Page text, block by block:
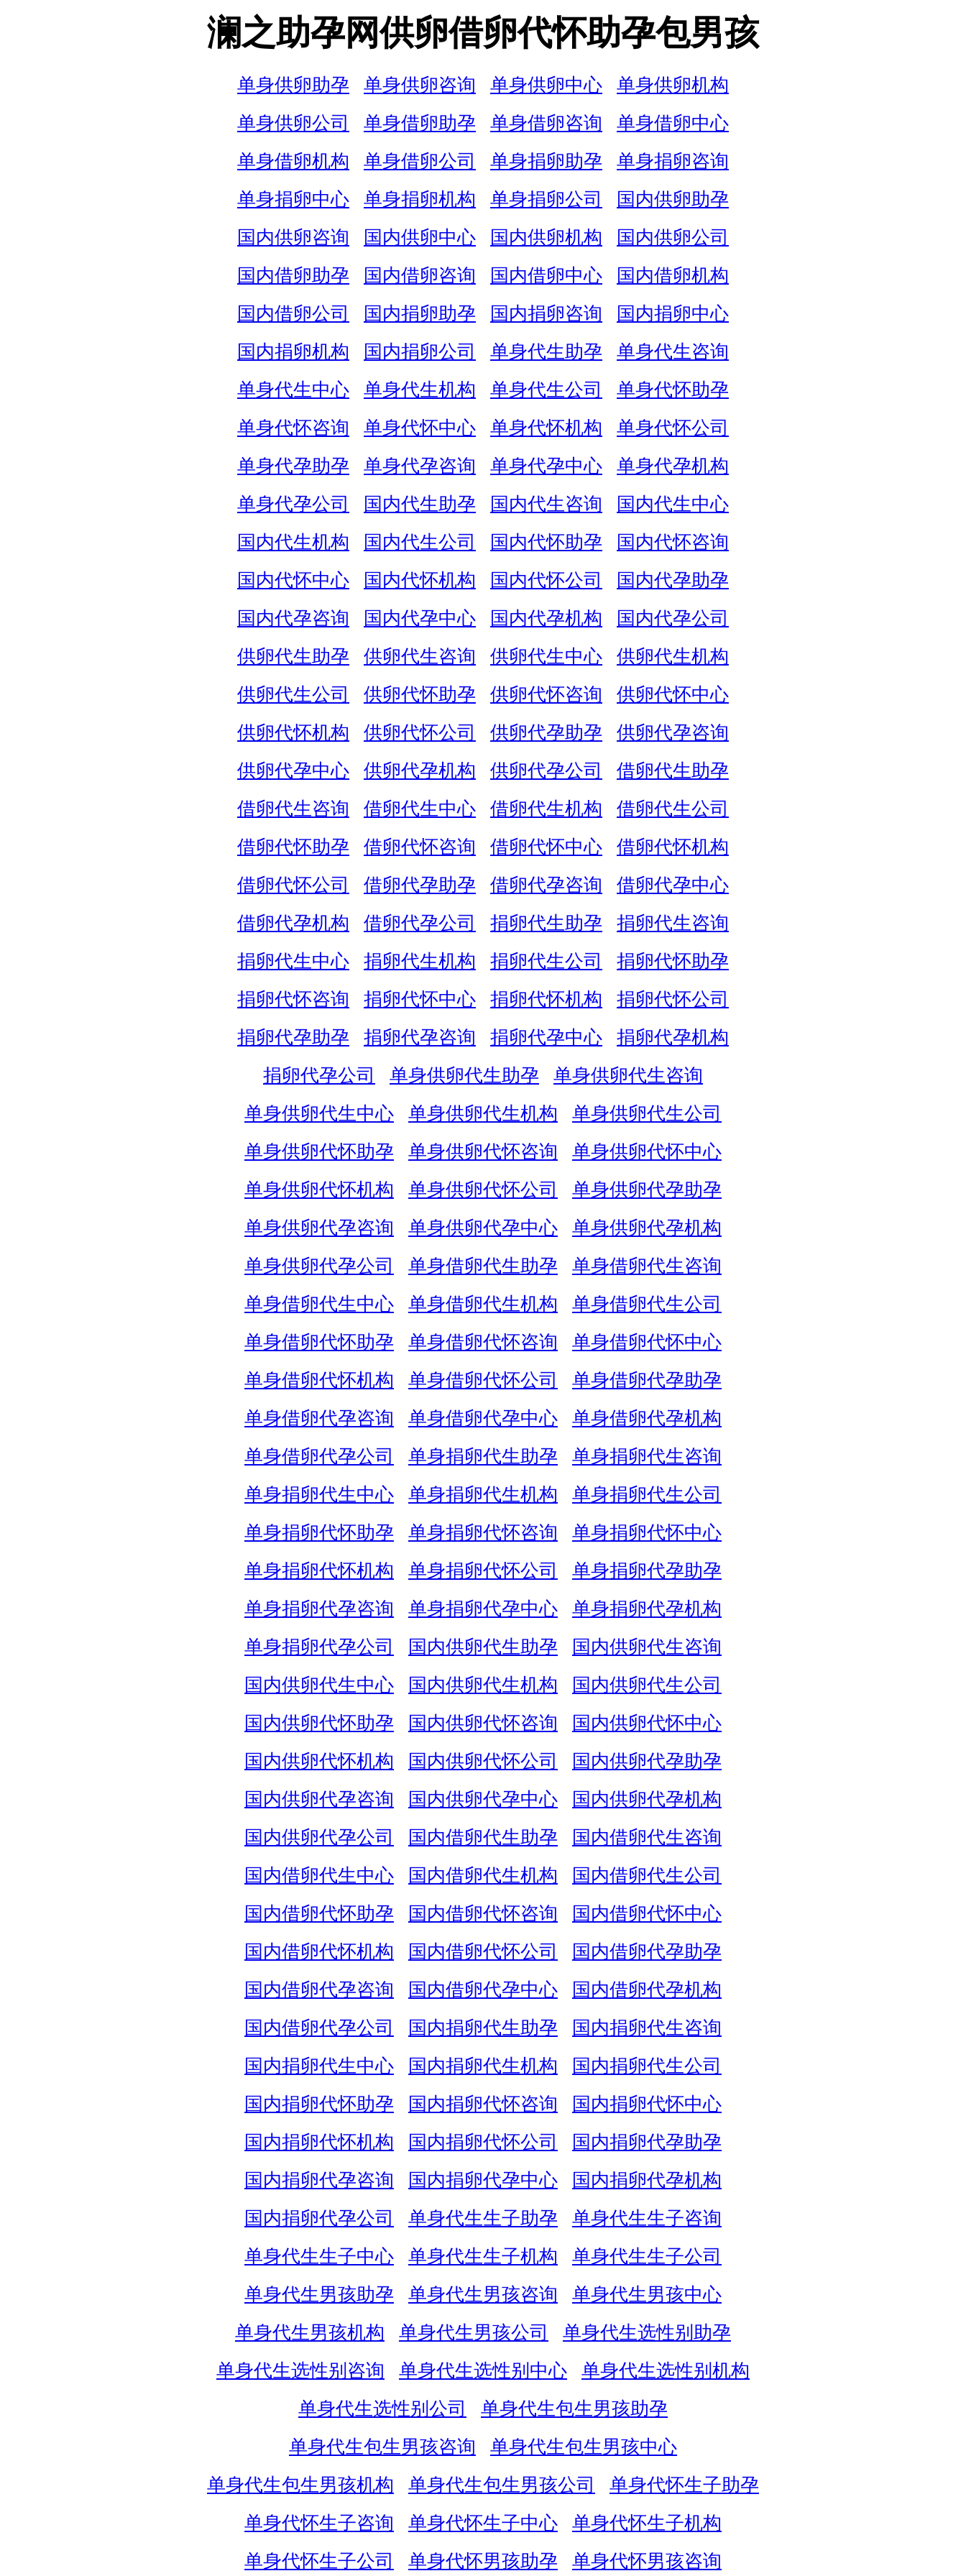
澜之助孕网供卵借卵代怀助孕包男孩
单身供卵助孕 单身供卵咨询 单身供卵中心
单身供卵机构
单身供卵公司
单身借卵助孕 单身借卵咨询
单身借卵中心
单身借卵机构
单身借卵公司 单身捐卵助孕
单身捐卵咨询
单身捐卵中心
单身捐卵机构 单身捐卵公司
国内供卵助孕
国内供卵咨询
国内供卵中心 国内供卵机构
国内供卵公司
国内借卵助孕
国内借卵咨询 国内借卵中心
国内借卵机构
国内借卵公司
国内捐卵助孕 国内捐卵咨询
国内捐卵中心
国内捐卵机构
国内捐卵公司 单身代生助孕
单身代生咨询
单身代生中心
单身代生机构 单身代生公司
单身代怀助孕
单身代怀咨询
单身代怀中心 单身代怀机构
单身代怀公司
单身代孕助孕
单身代孕咨询 单身代孕中心
单身代孕机构
单身代孕公司
国内代生助孕 国内代生咨询
国内代生中心
国内代生机构
国内代生公司 国内代怀助孕
国内代怀咨询
国内代怀中心
国内代怀机构 国内代怀公司
国内代孕助孕
国内代孕咨询
国内代孕中心 国内代孕机构
国内代孕公司
供卵代生助孕
供卵代生咨询 供卵代生中心
供卵代生机构
供卵代生公司
供卵代怀助孕 供卵代怀咨询
供卵代怀中心
供卵代怀机构
供卵代怀公司 供卵代孕助孕
供卵代孕咨询
供卵代孕中心
供卵代孕机构 供卵代孕公司
借卵代生助孕
借卵代生咨询
借卵代生中心 借卵代生机构
借卵代生公司
借卵代怀助孕
借卵代怀咨询 借卵代怀中心
借卵代怀机构
借卵代怀公司
借卵代孕助孕 借卵代孕咨询
借卵代孕中心
借卵代孕机构
借卵代孕公司 捐卵代生助孕
捐卵代生咨询
捐卵代生中心
捐卵代生机构 捐卵代生公司
捐卵代怀助孕
捐卵代怀咨询
捐卵代怀中心 捐卵代怀机构
捐卵代怀公司
捐卵代孕助孕
捐卵代孕咨询 捐卵代孕中心
捐卵代孕机构
捐卵代孕公司
单身供卵代生助孕
单身供卵代生咨询
单身供卵代生中心
单身供卵代生机构
单身供卵代生公司
单身供卵代怀助孕
单身供卵代怀咨询
单身供卵代怀中心
单身供卵代怀机构
单身供卵代怀公司
单身供卵代孕助孕
单身供卵代孕咨询
单身供卵代孕中心
单身供卵代孕机构
单身供卵代孕公司
单身借卵代生助孕
单身借卵代生咨询
单身借卵代生中心
单身借卵代生机构
单身借卵代生公司
单身借卵代怀助孕
单身借卵代怀咨询
单身借卵代怀中心
单身借卵代怀机构
单身借卵代怀公司
单身借卵代孕助孕
单身借卵代孕咨询
单身借卵代孕中心
单身借卵代孕机构
单身借卵代孕公司
单身捐卵代生助孕
单身捐卵代生咨询
单身捐卵代生中心
单身捐卵代生机构
单身捐卵代生公司
单身捐卵代怀助孕
单身捐卵代怀咨询
单身捐卵代怀中心
单身捐卵代怀机构
单身捐卵代怀公司
单身捐卵代孕助孕
单身捐卵代孕咨询
单身捐卵代孕中心
单身捐卵代孕机构
单身捐卵代孕公司
国内供卵代生助孕
国内供卵代生咨询
国内供卵代生中心
国内供卵代生机构
国内供卵代生公司
国内供卵代怀助孕
国内供卵代怀咨询
国内供卵代怀中心
国内供卵代怀机构
国内供卵代怀公司
国内供卵代孕助孕
国内供卵代孕咨询
国内供卵代孕中心
国内供卵代孕机构
国内供卵代孕公司
国内借卵代生助孕
国内借卵代生咨询
国内借卵代生中心
国内借卵代生机构
国内借卵代生公司
国内借卵代怀助孕
国内借卵代怀咨询
国内借卵代怀中心
国内借卵代怀机构
国内借卵代怀公司
国内借卵代孕助孕
国内借卵代孕咨询
国内借卵代孕中心
国内借卵代孕机构
国内借卵代孕公司
国内捐卵代生助孕
国内捐卵代生咨询
国内捐卵代生中心
国内捐卵代生机构
国内捐卵代生公司
国内捐卵代怀助孕
国内捐卵代怀咨询
国内捐卵代怀中心
国内捐卵代怀机构
国内捐卵代怀公司
国内捐卵代孕助孕
国内捐卵代孕咨询
国内捐卵代孕中心
国内捐卵代孕机构
国内捐卵代孕公司
单身代生生子助孕
单身代生生子咨询
单身代生生子中心
单身代生生子机构
单身代生生子公司
单身代生男孩助孕
单身代生男孩咨询
单身代生男孩中心
单身代生男孩机构
单身代生男孩公司
单身代生选性别助孕
单身代生选性别咨询
单身代生选性别中心
单身代生选性别机构
单身代生选性别公司
单身代生包生男孩助孕
单身代生包生男孩咨询
单身代生包生男孩中心
单身代生包生男孩机构
单身代生包生男孩公司
单身代怀生子助孕
单身代怀生子咨询
单身代怀生子中心
单身代怀生子机构
单身代怀生子公司
单身代怀男孩助孕 单身代怀男孩咨询